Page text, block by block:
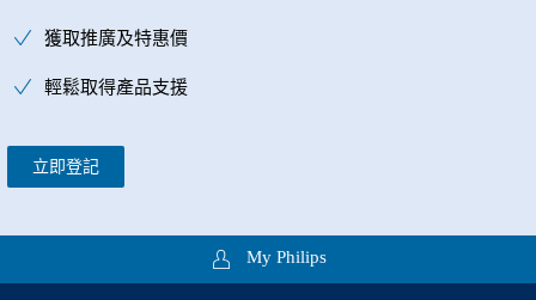
獲取推廣及特惠價
輕鬆取得產品支援
立即登記
My Philips